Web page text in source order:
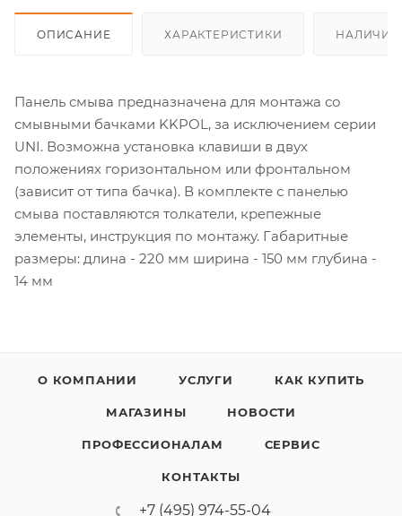
ОПИСАНИЕ ХАРАКТЕРИСТИКИ НАЛИЧИЕ
Панель смыва предназначена для монтажа со
смывными бачками KKPOL, за исключением серии
UNI. Возможна установка клавиши в двух
положениях горизонтальном или фронтальном
(зависит от типа бачка). В комплекте с панелью
смыва поставляются толкатели, крепежные
элементы, инструкция по монтажу. Габаритные
размеры: длина - 220 мм ширина - 150 мм глубина -
14 мм
О КОМПАНИИ УСЛУГИ КАК КУПИТЬ
МАГАЗИНЫ НОВОСТИ
ПРОФЕССИОНАЛАМ СЕРВИС
КОНТАКТЫ
+7 (495) 974-55-04